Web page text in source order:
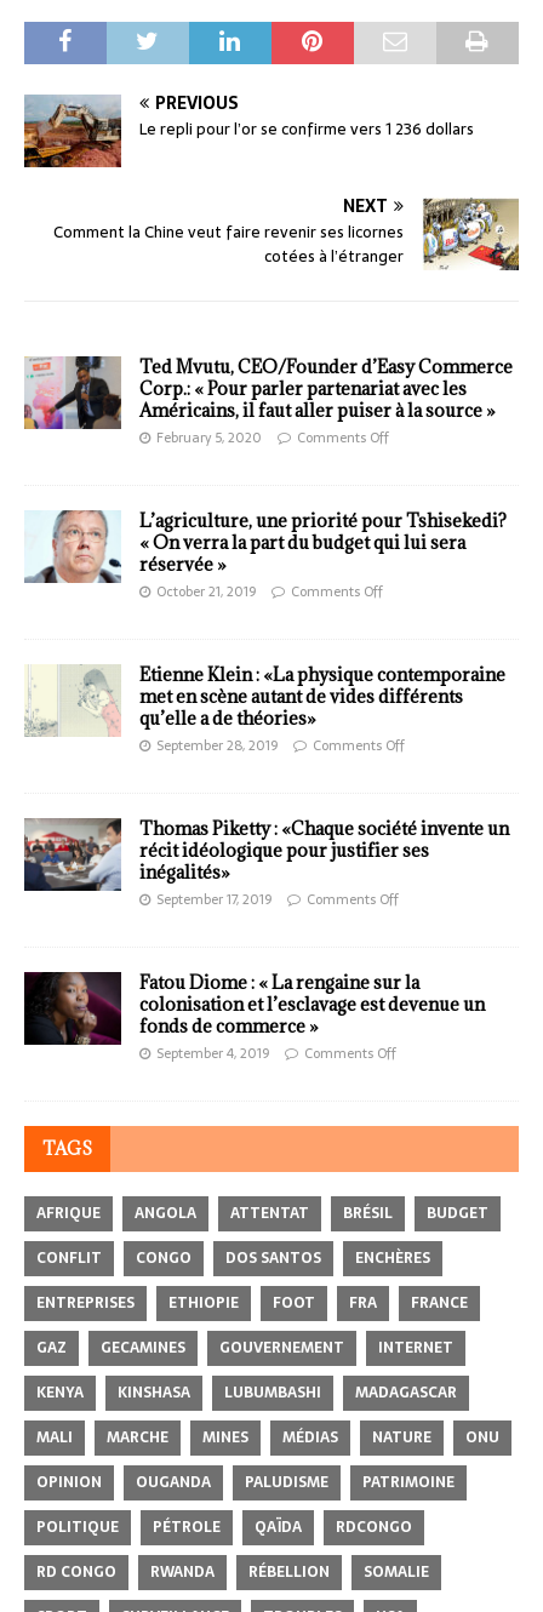
PREVIOUS
Le repli pour l’or se confirme vers 1 236 dollars
NEXT
Comment la Chine veut faire revenir ses licornes
cotées à l’étranger
Ted Mvutu, CEO/Founder d’Easy Commerce
Corp.: « Pour parler partenariat avec les
Américains, il faut aller puiser à la source »
February 5, 2020 Comments Off
L’agriculture, une priorité pour Tshisekedi?
« On verra la part du budget qui lui sera
réservée »
October 21, 2019 Comments Off
Etienne Klein : «La physique contemporaine
met en scène autant de vides différents
qu’elle a de théories»
September 28, 2019 Comments Off
Thomas Piketty : «Chaque société invente un
récit idéologique pour justifier ses
inégalités»
September 17, 2019 Comments Off
Fatou Diome : « La rengaine sur la
colonisation et l’esclavage est devenue un
fonds de commerce »
September 4, 2019 Comments Off
TAGS
AFRIQUE ANGOLA ATTENTAT BRÉSIL
BUDGET
CONFLIT
CONGO DOS SANTOS
ENCHÈRES
ENTREPRISES
ETHIOPIE FOOT FRA
FRANCE
GAZ
GECAMINES GOUVERNEMENT
INTERNET
KENYA
KINSHASA LUBUMBASHI
MADAGASCAR
MALI
MARCHE MINES MÉDIAS NATURE
ONU
OPINION
OUGANDA PALUDISME
PATRIMOINE
POLITIQUE
PÉTROLE QAÏDA
RDCONGO
RD CONGO
RWANDA RÉBELLION
SOMALIE